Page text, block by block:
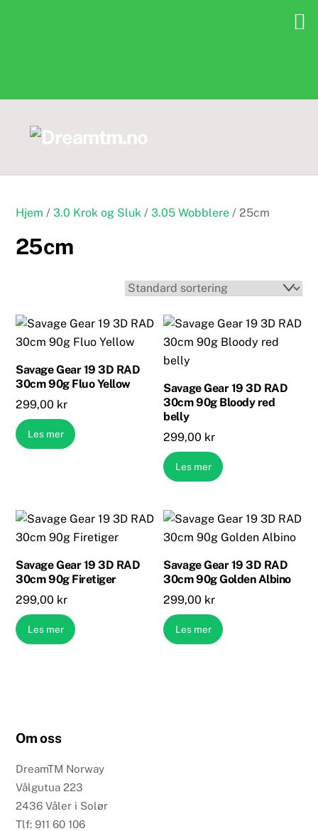
Hjem / 3.0 Krok og Sluk / 3.05 Wobblere / 25cm
25cm
Savage Gear 19 3D RAD
30cm 90g Fluo Yellow
299,00 kr
Les mer
Savage Gear 19 3D RAD
30cm 90g Bloody red
belly
299,00 kr
Les mer
Savage Gear 19 3D RAD
30cm 90g Firetiger
299,00 kr
Les mer
Savage Gear 19 3D RAD
30cm 90g Golden Albino
299,00 kr
Les mer
Om oss
DreamTM Norway
Vålgutua 223
2436 Våler i Solør
Tlf: 911 60 106